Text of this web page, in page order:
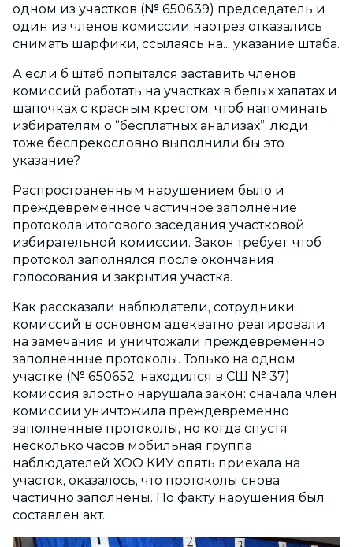
одном из участков (№ 650639) председатель и
один из членов комиссии наотрез отказались
снимать шарфики, ссылаясь на... указание штаба.
А если б штаб попытался заставить членов
комиссий работать на участках в белых халатах и
шапочках с красным крестом, чтоб напоминать
избирателям о “бесплатных анализах”, люди
тоже беспрекословно выполнили бы это
указание?
Распространенным нарушением было и
преждевременное частичное заполнение
протокола итогового заседания участковой
избирательной комиссии. Закон требует, чтоб
протокол заполнялся после окончания
голосования и закрытия участка.
Как рассказали наблюдатели, сотрудники
комиссий в основном адекватно реагировали
на замечания и уничтожали преждевременно
заполненные протоколы. Только на одном
участке (№ 650652, находился в СШ № 37)
комиссия злостно нарушала закон: сначала член
комиссии уничтожила преждевременно
заполненные протоколы, но когда спустя
несколько часов мобильная группа
наблюдателей ХОО КИУ опять приехала на
участок, оказалось, что протоколы снова
частично заполнены. По факту нарушения был
составлен акт.